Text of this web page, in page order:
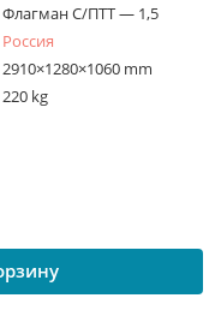
Флагман C/ПТТ — 1,5
Россия
2910×1280×1060 mm
220 kg